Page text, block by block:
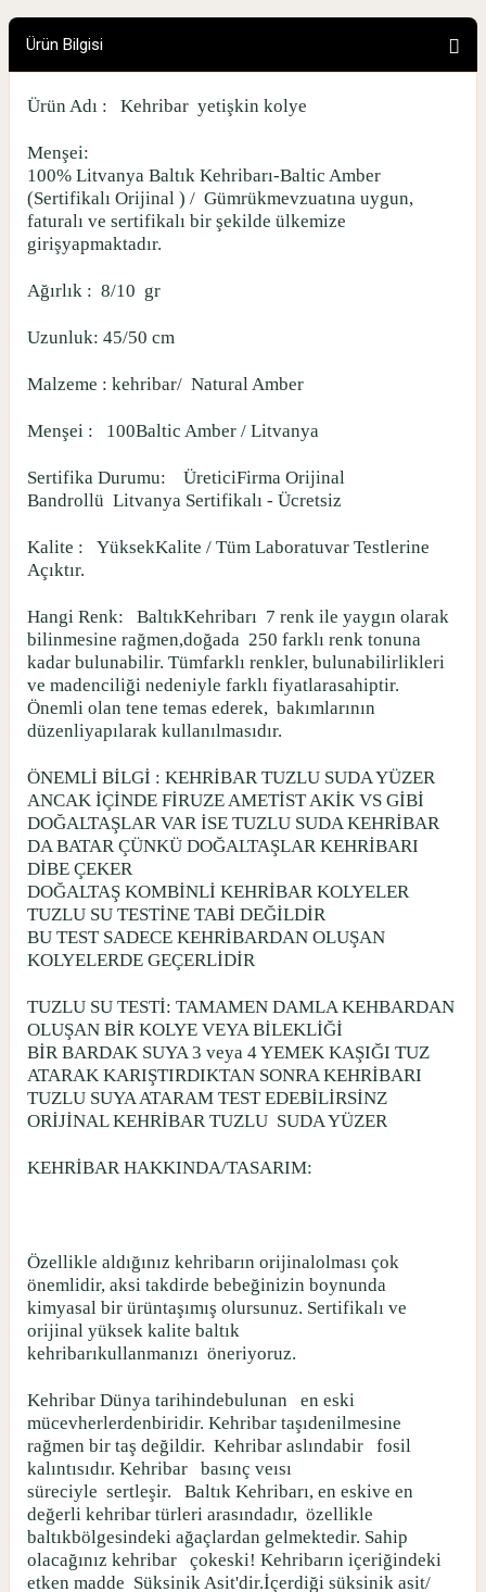
Ürün Bilgisi
Ürün Adı : Kehribar yetişkin kolye
Menşei:
100% Litvanya Baltık Kehribarı-Baltic Amber
(Sertifikalı Orijinal ) / Gümrükmevzuatına uygun,
faturalı ve sertifikalı bir şekilde ülkemize
girişyapmaktadır.
Ağırlık : 8/10 gr
Uzunluk: 45/50 cm
Malzeme : kehribar/ Natural Amber
Menşei : 100Baltic Amber / Litvanya
Sertifika Durumu:
ÜreticiFirma Orijinal
Bandrollü Litvanya Sertifikalı - Ücretsiz
Kalite :
YüksekKalite / Tüm Laboratuvar Testlerine
Açıktır.
Hangi Renk: BaltıkKehribarı 7 renk ile yaygın olarak
bilinmesine rağmen,doğada 250 farklı renk tonuna
kadar bulunabilir. Tümfarklı renkler, bulunabilirlikleri
ve madenciliği nedeniyle farklı fiyatlarasahiptir.
Önemli olan tene temas ederek, bakımlarının
düzenliyapılarak kullanılmasıdır.
ÖNEMLİ BİLGİ : KEHRİBAR TUZLU SUDA YÜZER
ANCAK İÇİNDE FİRUZE AMETİST AKİK VS GİBİ
DOĞALTAŞLAR VAR İSE TUZLU SUDA KEHRİBAR
DA BATAR ÇÜNKÜ DOĞALTAŞLAR KEHRİBARI
DİBE ÇEKER
DOĞALTAŞ KOMBİNLİ KEHRİBAR KOLYELER
TUZLU SU TESTİNE TABİ DEĞİLDİR
BU TEST SADECE KEHRİBARDAN OLUŞAN
KOLYELERDE GEÇERLİDİR
TUZLU SU TESTİ: TAMAMEN DAMLA KEHBARDAN
OLUŞAN BİR KOLYE VEYA BİLEKLİĞİ
BİR BARDAK SUYA 3 veya 4 YEMEK KAŞIĞI TUZ
ATARAK KARIŞTIRDIKTAN SONRA KEHRİBARI
TUZLU SUYA ATARAM TEST EDEBİLİRSİNZ
ORİJİNAL KEHRİBAR TUZLU SUDA YÜZER
KEHRİBAR HAKKINDA/TASARIM:
Özellikle aldığınız kehribarın orijinalolması çok
önemlidir, aksi takdirde bebeğinizin boynunda
kimyasal bir ürüntaşımış olursunuz. Sertifikalı ve
orijinal yüksek kalite baltık
kehribarıkullanmanızı öneriyoruz.
Kehribar Dünya tarihindebulunan
en eski
mücevherlerdenbiridir. Kehribar taşıdenilmesine
rağmen bir taş değildir. Kehribar aslındabir
fosil
kalıntısıdır. Kehribar
basınç veısı
süreciyle sertleşir.
Baltık Kehribarı, en eskive en
değerli kehribar türleri arasındadır, özellikle
baltıkbölgesindeki ağaçlardan gelmektedir. Sahip
olacağınız kehribar
çokeski! Kehribarın içeriğindeki
etken madde Süksinik Asit'dir.İçerdiği süksinik asit/